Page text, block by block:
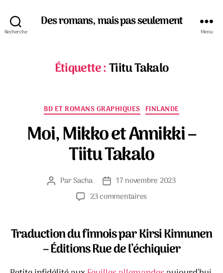
Recherche
Des romans, mais pas seulement
Menu
Étiquette :Tiitu Takalo
Catégories
BD ET ROMANS GRAPHIQUES FINLANDE
Moi, Mikko et Annikki –
Tiitu Takalo
Auteur
ParSacha
Date
de
l’article
17 novembre 2023
23 commentairessur
et
Annikki
–
Traduction du finnois par KirsiKinnunen
– Éditions Rue de l’échiquier